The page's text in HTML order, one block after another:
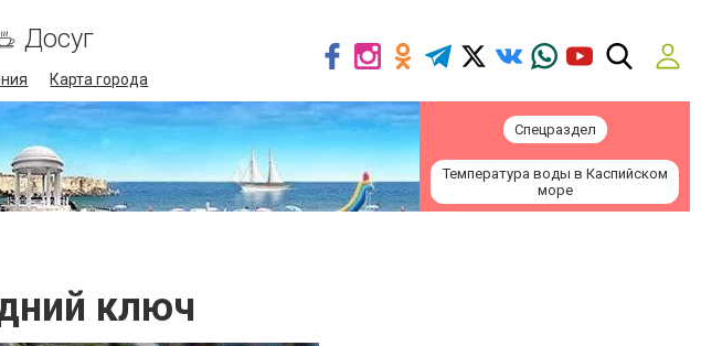
Досуг
Карта города
Спецраздел
Температура воды в Каспийском
море
ключ